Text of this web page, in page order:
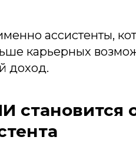
ассистенты,
карьерных
доход.
становится